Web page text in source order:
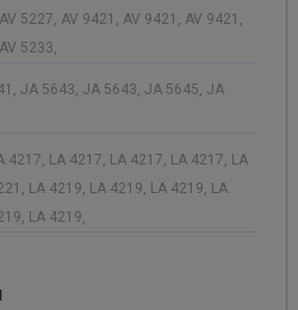
5227, AV 9421, AV 9421, AV 9421,
5233,
JA 5643, JA 5643, JA 5645, JA
4217, LA 4217, LA 4217, LA 4217, LA
LA 4219, LA 4219, LA 4219, LA
LA 4219,